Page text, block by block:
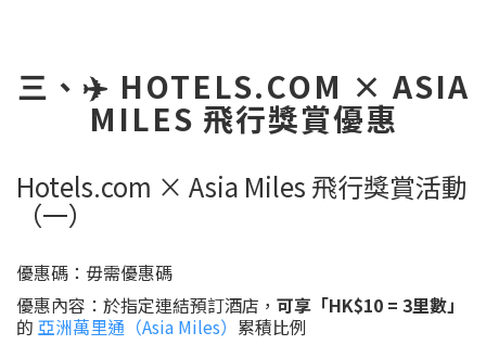
三、✈️ HOTELS.COM × ASIA
MILES 飛行獎賞優惠
Hotels.com × Asia Miles 飛行獎賞活動
（一）
優惠碼：毋需優惠碼
優惠內容：於指定連結預訂酒店， 可享「HK$10 = 3里數」
的 亞洲萬里通（Asia Miles） 累積比例